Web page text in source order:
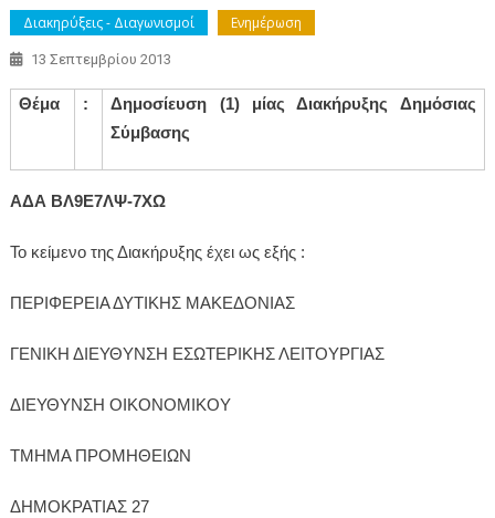
Διακηρύξεις - Διαγωνισμοί Ενημέρωση
13 Σεπτεμβρίου 2013
Θέμα :
Δημοσίευση (1) μίας Διακήρυξης Δημόσιας
Σύμβασης
ΑΔΑ ΒΛ9Ε7ΛΨ-7ΧΩ
Το κείμενο της Διακήρυξης έχει ως εξής :
ΠΕΡΙΦΕΡΕΙΑ ΔΥΤΙΚΗΣ ΜΑΚΕΔΟΝΙΑΣ
ΓΕΝΙΚΗ ΔΙΕΥΘΥΝΣΗ ΕΣΩΤΕΡΙΚΗΣ ΛΕΙΤΟΥΡΓΙΑΣ
ΔΙΕΥΘΥΝΣΗ ΟΙΚΟΝΟΜΙΚΟΥ
ΤΜΗΜΑ ΠΡΟΜΗΘΕΙΩΝ
ΔΗΜΟΚΡΑΤΙΑΣ 27